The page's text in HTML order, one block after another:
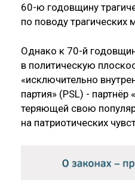
60-ю годовщину
по поводу
Однако к 70-й
в политическую
«исключительно
партия» (PSL) -
теряющей свою
на патриотических